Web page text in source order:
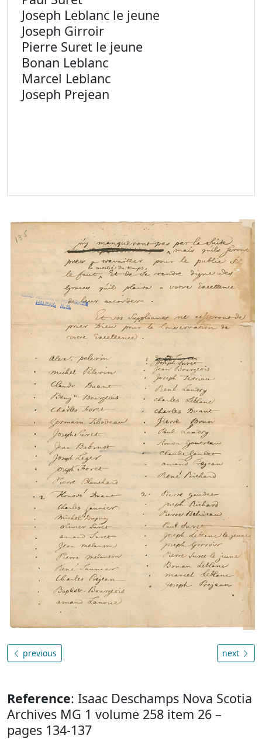
Joseph Leblanc le jeune
Joseph Girroir
Pierre Suret le jeune
Bonan Leblanc
Marcel Leblanc
Joseph Prejean
previous next
Reference: Isaac Deschamps Nova Scotia
Archives MG 1 volume 258 item 26 –
pages 134-137